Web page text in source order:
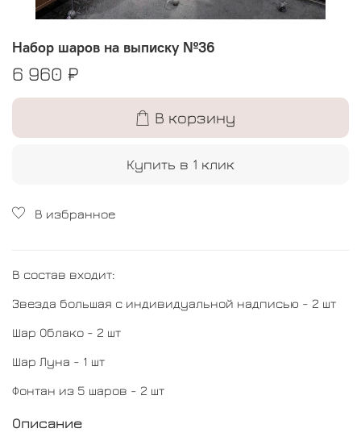
Набор шаров на выписку №36
6 960 ₽
В корзину
Купить в 1 клик
В избранное
В состав входит:
Звезда большая с индивидуальной надписью - 2 шт
Шар Облако - 2 шт
Шар Луна - 1 шт
Фонтан из 5 шаров - 2 шт
Описание